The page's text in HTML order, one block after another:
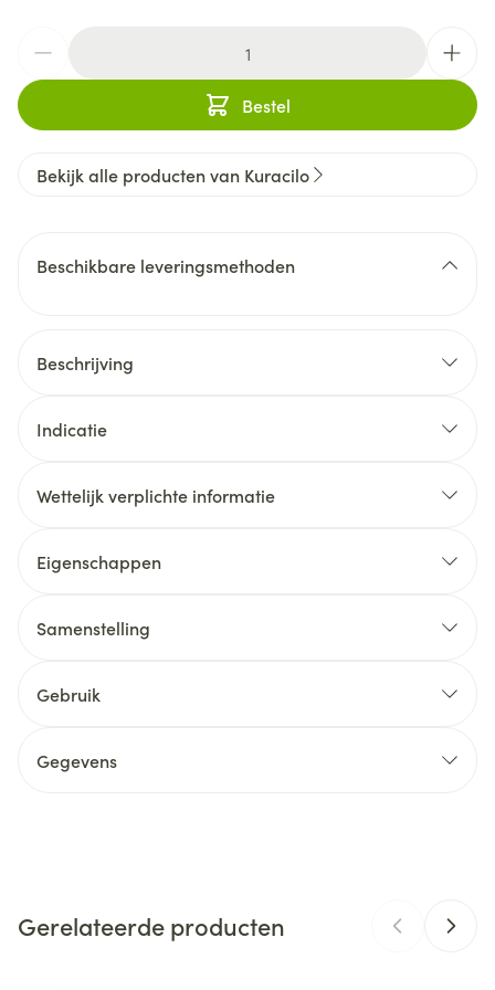
Bestel
Bekijk alle producten van Kuracilo
Beschikbare leveringsmethoden
Beschrijving
Indicatie
Wettelijk verplichte informatie
Eigenschappen
Samenstelling
Gebruik
Gegevens
Merken Kuracilo
Gerelateerde producten